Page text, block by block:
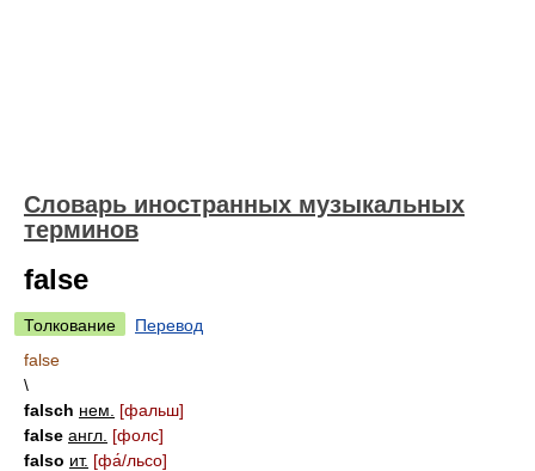
Словарь иностранных музыкальных
терминов
false
Толкование
Перевод
false
\
falsch нем.
[фальш]
false англ. [фолс]
falso ит. [фа́/льсо]